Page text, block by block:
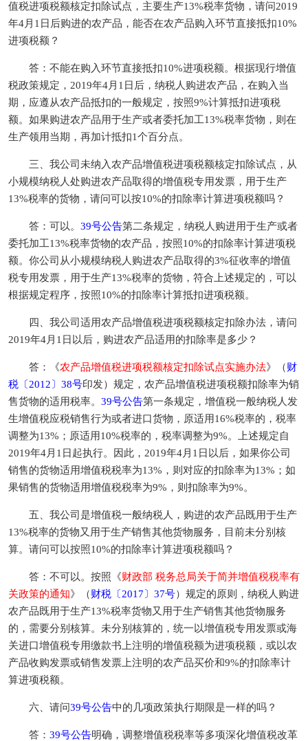
值税进项税额核定扣除试点，主要生产13%税率货物，请问2019
年4月1日后购进的农产品，能否在农产品购入环节直接抵扣10%
进项税额？
答：不能在购入环节直接抵扣10%进项税额。根据现行增值
税政策规定，2019年4月1日后，纳税人购进农产品，在购入当
期，应遵从农产品抵扣的一般规定，按照9%计算抵扣进项税
额。如果购进农产品用于生产或者委托加工13%税率货物，则在
生产领用当期，再加计抵扣1个百分点。
三、我公司未纳入农产品增值税进项税额核定扣除试点，从
小规模纳税人处购进农产品取得的增值税专用发票，用于生产
13%税率的货物，请问可以按10%的扣除率计算进项税额吗？
答：可以。 39号公告第二条规定，纳税人购进用于生产或者
委托加工13%税率货物的农产品，按照10%的扣除率计算进项税
额。你公司从小规模纳税人购进农产品取得的3%征收率的增值
税专用发票，用于生产13%税率的货物，符合上述规定的，可以
根据规定程序，按照10%的扣除率计算抵扣进项税额。
四、我公司适用农产品增值税进项税额核定扣除办法，请问
2019年4月1日以后，购进农产品适用的扣除率是多少？
答：《农产品增值税进项税额核定扣除试点实施办法》（财
税〔2012〕38号印发）规定，农产品增值税进项税额扣除率为销
售货物的适用税率。 39号公告第一条规定，增值税一般纳税人发
生增值税应税销售行为或者进口货物，原适用16%税率的，税率
调整为13%；原适用10%税率的，税率调整为9%。上述规定自
2019年4月1日起执行。因此，2019年4月1日以后，如果你公司
销售的货物适用增值税税率为13%，则对应的扣除率为13%；如
果销售的货物适用增值税税率为9%，则扣除率为9%。
五、我公司是增值税一般纳税人，购进的农产品既用于生产
13%税率的货物又用于生产销售其他货物服务，目前未分别核
算。请问可以按照10%的扣除率计算进项税额吗？
答：不可以。按照《财政部 税务总局关于简并增值税税率有
关政策的通知》（财税〔2017〕37号）规定的原则，纳税人购进
农产品既用于生产13%税率货物又用于生产销售其他货物服务
的，需要分别核算。未分别核算的，统一以增值税专用发票或海
关进口增值税专用缴款书上注明的增值税额为进项税额，或以农
产品收购发票或销售发票上注明的农产品买价和9%的扣除率计
算进项税额。
六、请问39号公告中的几项政策执行期限是一样的吗？
答： 39号公告明确，调整增值税税率等多项深化增值税改革